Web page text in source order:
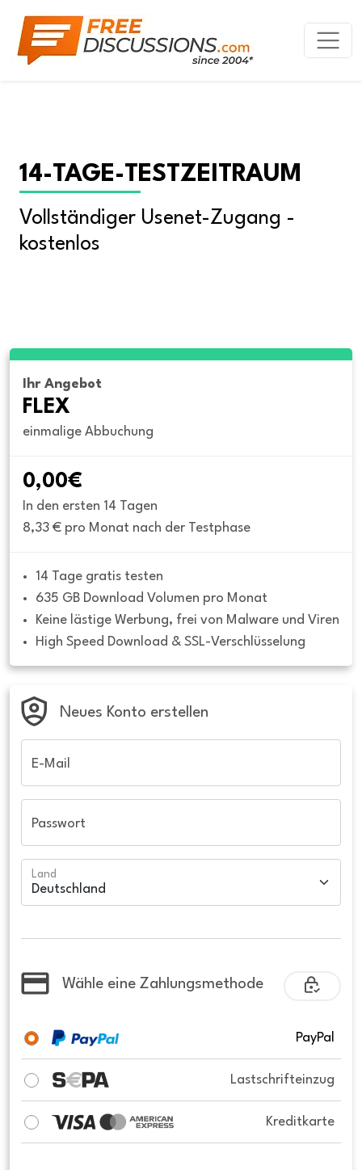
14-TAGE-TESTZEITRAUM
Vollständiger Usenet-Zugang -
kostenlos
Ihr Angebot
FLEX
einmalige Abbuchung
0,00€
In den ersten 14 Tagen
8,33 € pro Monat nach der Testphase
14 Tage gratis testen
635 GB Download Volumen pro Monat
Keine lästige Werbung, frei von Malware und Viren
High Speed Download & SSL-Verschlüsselung
Neues Konto erstellen
E-Mail
Passwort
Land
Wähle eine Zahlungsmethode
PayPal
Lastschrifteinzug
Kreditkarte